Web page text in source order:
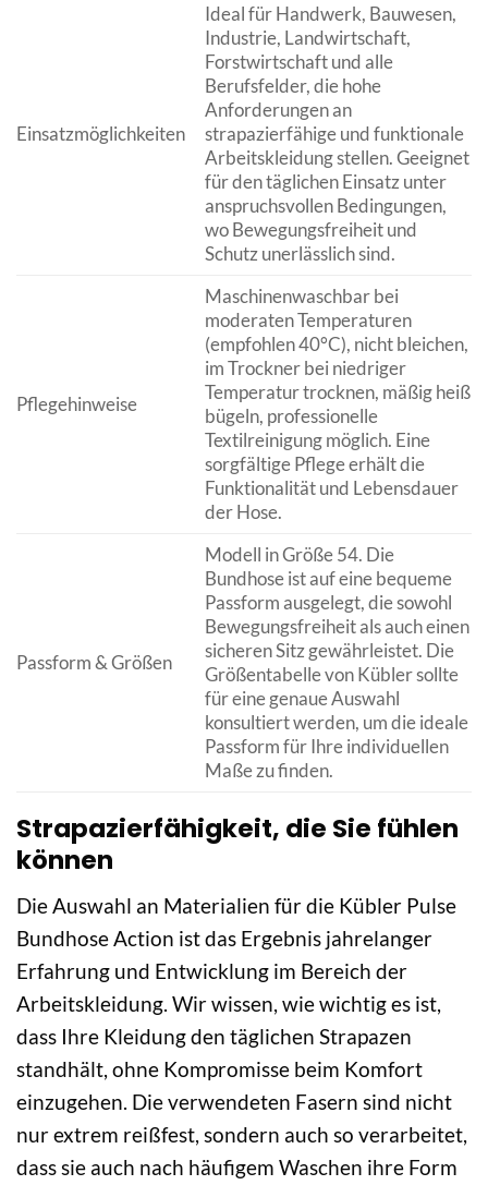
Einsatzmöglichkeiten
Ideal für Handwerk, Bauwesen,
Industrie, Landwirtschaft,
Forstwirtschaft und alle
Berufsfelder, die hohe
Anforderungen an
strapazierfähige und funktionale
Arbeitskleidung stellen. Geeignet
für den täglichen Einsatz unter
anspruchsvollen Bedingungen,
wo Bewegungsfreiheit und
Schutz unerlässlich sind.
Pflegehinweise
Maschinenwaschbar bei
moderaten Temperaturen
(empfohlen 40°C), nicht bleichen,
im Trockner bei niedriger
Temperatur trocknen, mäßig heiß
bügeln, professionelle
Textilreinigung möglich. Eine
sorgfältige Pflege erhält die
Funktionalität und Lebensdauer
der Hose.
Passform & Größen
Modell in Größe 54. Die
Bundhose ist auf eine bequeme
Passform ausgelegt, die sowohl
Bewegungsfreiheit als auch einen
sicheren Sitz gewährleistet. Die
Größentabelle von Kübler sollte
für eine genaue Auswahl
konsultiert werden, um die ideale
Passform für Ihre individuellen
Maße zu finden.
Strapazierfähigkeit, die Sie fühlen
können
Die Auswahl an Materialien für die Kübler Pulse
Bundhose Action ist das Ergebnis jahrelanger
Erfahrung und Entwicklung im Bereich der
Arbeitskleidung. Wir wissen, wie wichtig es ist,
dass Ihre Kleidung den täglichen Strapazen
standhält, ohne Kompromisse beim Komfort
einzugehen. Die verwendeten Fasern sind nicht
nur extrem reißfest, sondern auch so verarbeitet,
dass sie auch nach häufigem Waschen ihre Form